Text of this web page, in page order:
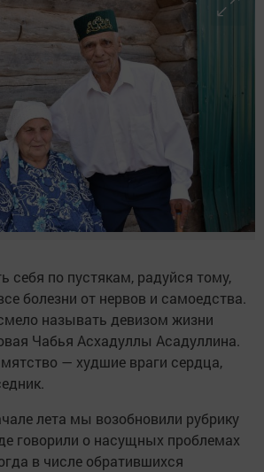
себя по пустякам, радуйся тому,
болезни от нервов и самоедства.
называть девизом жизни
Чабья Асхадуллы Асадуллина.
— худшие враги сердца,
лета мы возобновили рубрику
говорили о насущных проблемах
в числе обратившихся